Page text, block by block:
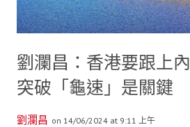
劉瀾昌：香港要跟上
突破「龜速」是關鍵
劉瀾昌 on 14/06/2024 at 9:11 上午